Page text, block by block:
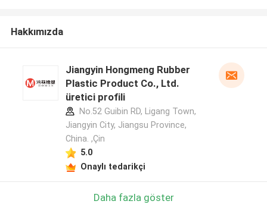
Hakkımızda
Jiangyin Hongmeng Rubber
Plastic Product Co., Ltd.
üretici profili
No.52 Guibin RD, Ligang Town,
Jiangyin City, Jiangsu Province,
China. ,Çin
5.0
Onaylı tedarikçi
Daha fazla göster